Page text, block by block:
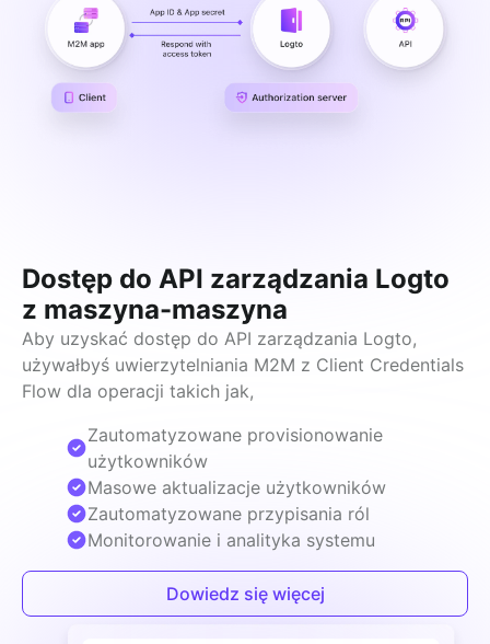
Dostęp do API zarządzania Logto
z maszyna-maszyna
Aby uzyskać dostęp do API zarządzania Logto,
używałbyś uwierzytelniania M2M z Client Credentials
Flow dla operacji takich jak,
Zautomatyzowane provisionowanie
użytkowników
Masowe aktualizacje użytkowników
Zautomatyzowane przypisania ról
Monitorowanie i analityka systemu
Dowiedz się więcej